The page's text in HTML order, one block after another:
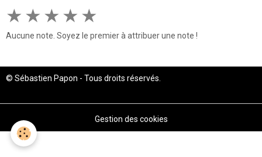
★ ★ ★ ★ ★
Aucune note. Soyez le premier à attribuer une note !
© Sébastien Papon - Tous droits réservés.
Gestion des cookies